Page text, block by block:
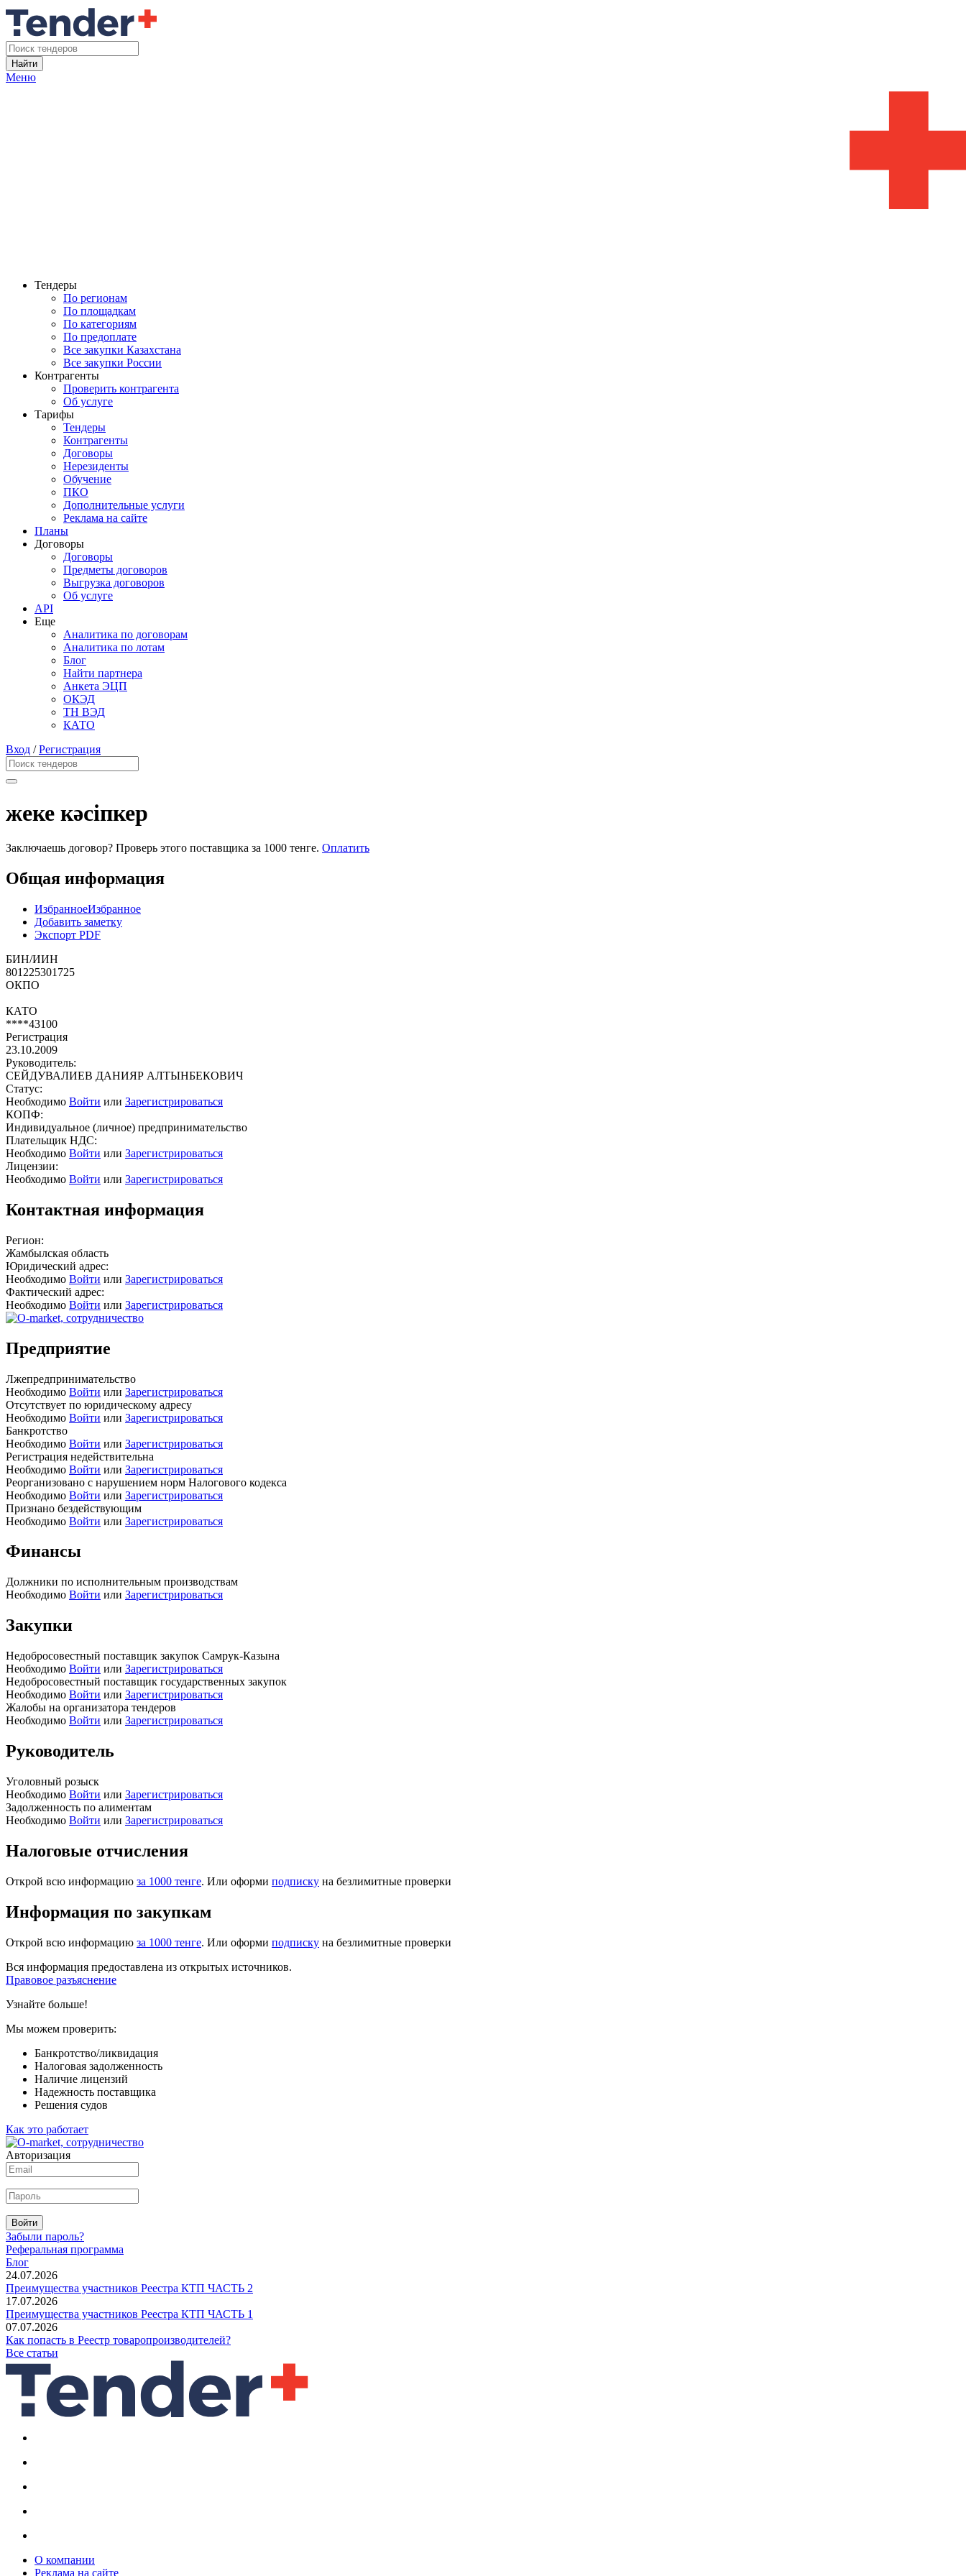
Найти
Меню
Тендеры
По регионам
По площадкам
По категориям
По предоплате
Все закупки Казахстана
Все закупки России
Контрагенты
Проверить контрагента
Об услуге
Тарифы
Тендеры
Контрагенты
Договоры
Нерезиденты
Обучение
ПКО
Дополнительные услуги
Реклама на сайте
Планы
Договоры
Договоры
Предметы договоров
Выгрузка договоров
Об услуге
API
Еще
Аналитика по договорам
Аналитика по лотам
Блог
Найти партнера
Анкета ЭЦП
ОКЭД
ТН ВЭД
КАТО
Вход /Регистрация
жеке кәсіпкер
Заключаешь договор? Проверь этого поставщика за 1000 тенге. Оплатить
Общая информация
ИзбранноеИзбранное
Добавить заметку
Экспорт PDF
БИН/ИИН
801225301725
ОКПО
КАТО
****43100
Регистрация
23.10.2009
Руководитель:
СЕЙДУВАЛИЕВ ДАНИЯР АЛТЫНБЕКОВИЧ
Статус:
Необходимо Войти или Зарегистрироваться
КОПФ:
Индивидуальное (личное) предпринимательство
Плательщик НДС:
Необходимо Войти или Зарегистрироваться
Лицензии:
Необходимо Войти или Зарегистрироваться
Контактная информация
Регион:
Жамбылская область
Юридический адрес:
Необходимо Войти или Зарегистрироваться
Фактический адрес:
Необходимо Войти или Зарегистрироваться
Предприятие
Лжепредпринимательство
Необходимо Войти или Зарегистрироваться
Отсутствует по юридическому адресу
Необходимо Войти или Зарегистрироваться
Банкротство
Необходимо Войти или Зарегистрироваться
Регистрация недействительна
Необходимо Войти или Зарегистрироваться
Реорганизовано с нарушением норм Налогового кодекса
Необходимо Войти или Зарегистрироваться
Признано бездействующим
Необходимо Войти или Зарегистрироваться
Финансы
Должники по исполнительным производствам
Необходимо Войти или Зарегистрироваться
Закупки
Недобросовестный поставщик закупок Самрук-Казына
Необходимо Войти или Зарегистрироваться
Недобросовестный поставщик государственных закупок
Необходимо Войти или Зарегистрироваться
Жалобы на организатора тендеров
Необходимо Войти или Зарегистрироваться
Руководитель
Уголовный розыск
Необходимо Войти или Зарегистрироваться
Задолженность по алиментам
Необходимо Войти или Зарегистрироваться
Налоговые отчисления
Открой всю информацию за 1000 тенге. Или оформи подписку на безлимитные проверки
Информация по закупкам
Открой всю информацию за 1000 тенге. Или оформи подписку на безлимитные проверки
Вся информация предоставлена из открытых источников.
Правовое разъяснение
Узнайте больше!
Мы можем проверить:
Банкротство/ликвидация
Налоговая задолженность
Наличие лицензий
Надежность поставщика
Решения судов
Как это работает
Авторизация
Войти
Забыли пароль?
Реферальная программа
Блог
24.07.2026
Преимущества участников Реестра КТП ЧАСТЬ 2
17.07.2026
Преимущества участников Реестра КТП ЧАСТЬ 1
07.07.2026
Как попасть в Реестр товаропроизводителей?
Все статьи
О компании
Реклама на сайте